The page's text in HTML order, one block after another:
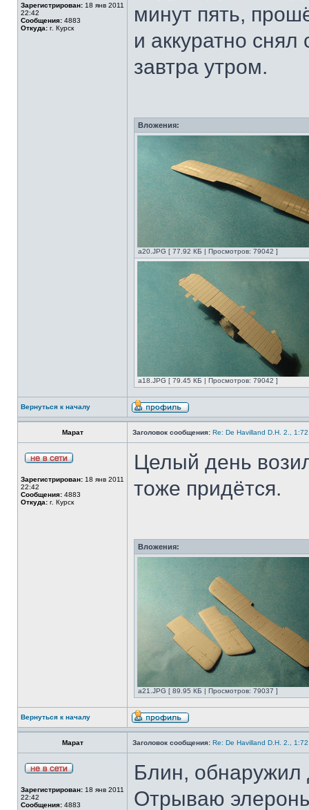
Зарегистрирован: 18 янв 2011
22:42
Сообщения: 4883
Откуда: г. Курск
минут пять,
и аккуратно снял
завтра утром.
Вложения:
а20.JPG [ 77.92 КБ | Просмотров: 79042 ]
а18.JPG [ 79.45 КБ | Просмотров: 79042 ]
Вернуться к началу
Марат Заголовок сообщения: Re: De Havilland D.H. 2.,
Зарегистрирован: 18 янв 2011
22:42
Сообщения: 4883
Откуда: г. Курск
Целый день
тоже придётся.
Вложения:
а21.JPG [ 89.95 КБ | Просмотров: 79037 ]
Вернуться к началу
Марат Заголовок сообщения: Re: De Havilland D.H. 2.,
Зарегистрирован: 18 янв 2011
22:42
Сообщения: 4883
Блин, обнаружил
Отрываю